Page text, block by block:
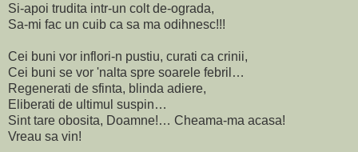
Si-apoi trudita intr-un colt de-ograda,
Sa-mi fac un cuib ca sa ma odihnesc!!!
Cei buni vor inflori-n pustiu, curati ca crinii,
Cei buni se vor 'nalta spre soarele febril…
Regenerati de sfinta, blinda adiere,
Eliberati de ultimul suspin…
Sint tare obosita, Doamne!… Cheama-ma acasa!
Vreau sa vin!